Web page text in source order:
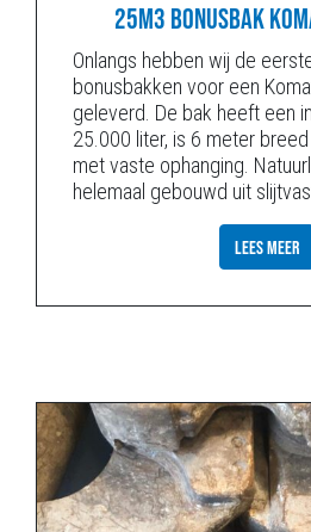
25M3 BONUSBAK
Onlangs hebben wij de
bonusbakken voor een
geleverd. De bak heeft een
25.000 liter, is 6 meter
met vaste ophanging.
helemaal gebouwd uit
LEES MEER